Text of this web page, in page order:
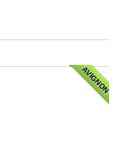
AVIGNON